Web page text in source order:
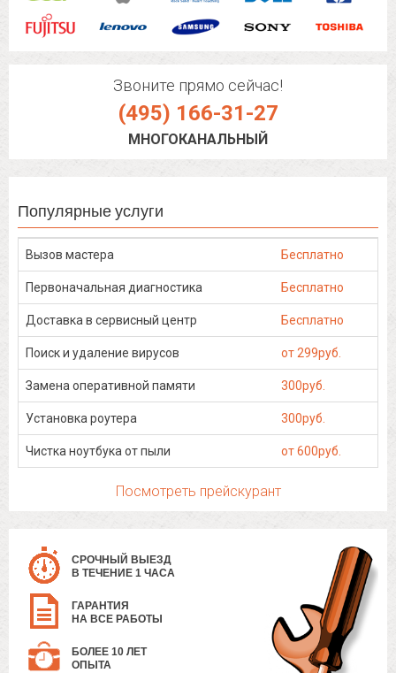
Звоните прямо сейчас!
(495) 166-31-27
МНОГОКАНАЛЬНЫЙ
Популярные услуги
Вызов мастера Бесплатно
Первоначальная диагностика Бесплатно
Доставка в сервисный центр Бесплатно
Поиск и удаление вирусов от 299руб.
Замена оперативной памяти 300руб.
Установка роутера 300руб.
Чистка ноутбука от пыли от 600руб.
Посмотреть прейскурант
СРОЧНЫЙ ВЫЕЗД
В ТЕЧЕНИЕ 1 ЧАСА
ГАРАНТИЯ
НА ВСЕ РАБОТЫ
БОЛЕЕ 10 ЛЕТ
ОПЫТА